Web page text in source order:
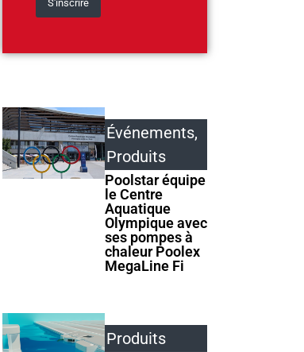
Événements,
Produits
Poolstar équipe
le Centre
Aquatique
Olympique avec
ses pompes à
chaleur Poolex
MegaLine Fi
Produits